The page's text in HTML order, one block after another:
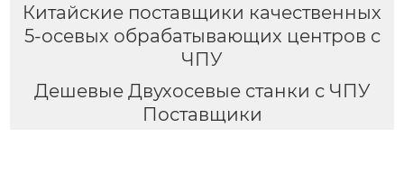
Китайские поставщики качественных
5-осевых обрабатывающих центров с
ЧПУ
Дешевые Двухосевые станки с ЧПУ
Поставщики